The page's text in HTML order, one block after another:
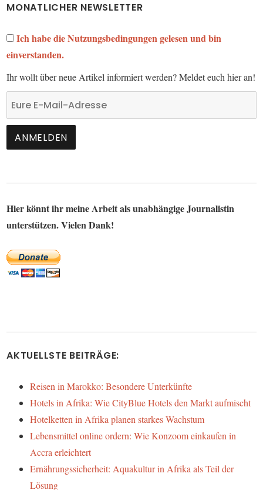
MONATLICHER NEWSLETTER
Ich habe die Nutzungsbedingungen gelesen und bin
einverstanden.
Ihr wollt über neue Artikel informiert werden? Meldet euch hier an!
Hier könnt ihr meine Arbeit als unabhängige Journalistin
unterstützen. Vielen Dank!
AKTUELLSTE BEITRÄGE:
Reisen in Marokko: Besondere Unterkünfte
Hotels in Afrika: Wie CityBlue Hotels den Markt aufmischt
Hotelketten in Afrika planen starkes Wachstum
Lebensmittel online ordern: Wie Konzoom einkaufen in
Accra erleichtert
Ernährungssicherheit: Aquakultur in Afrika als Teil der
Lösung